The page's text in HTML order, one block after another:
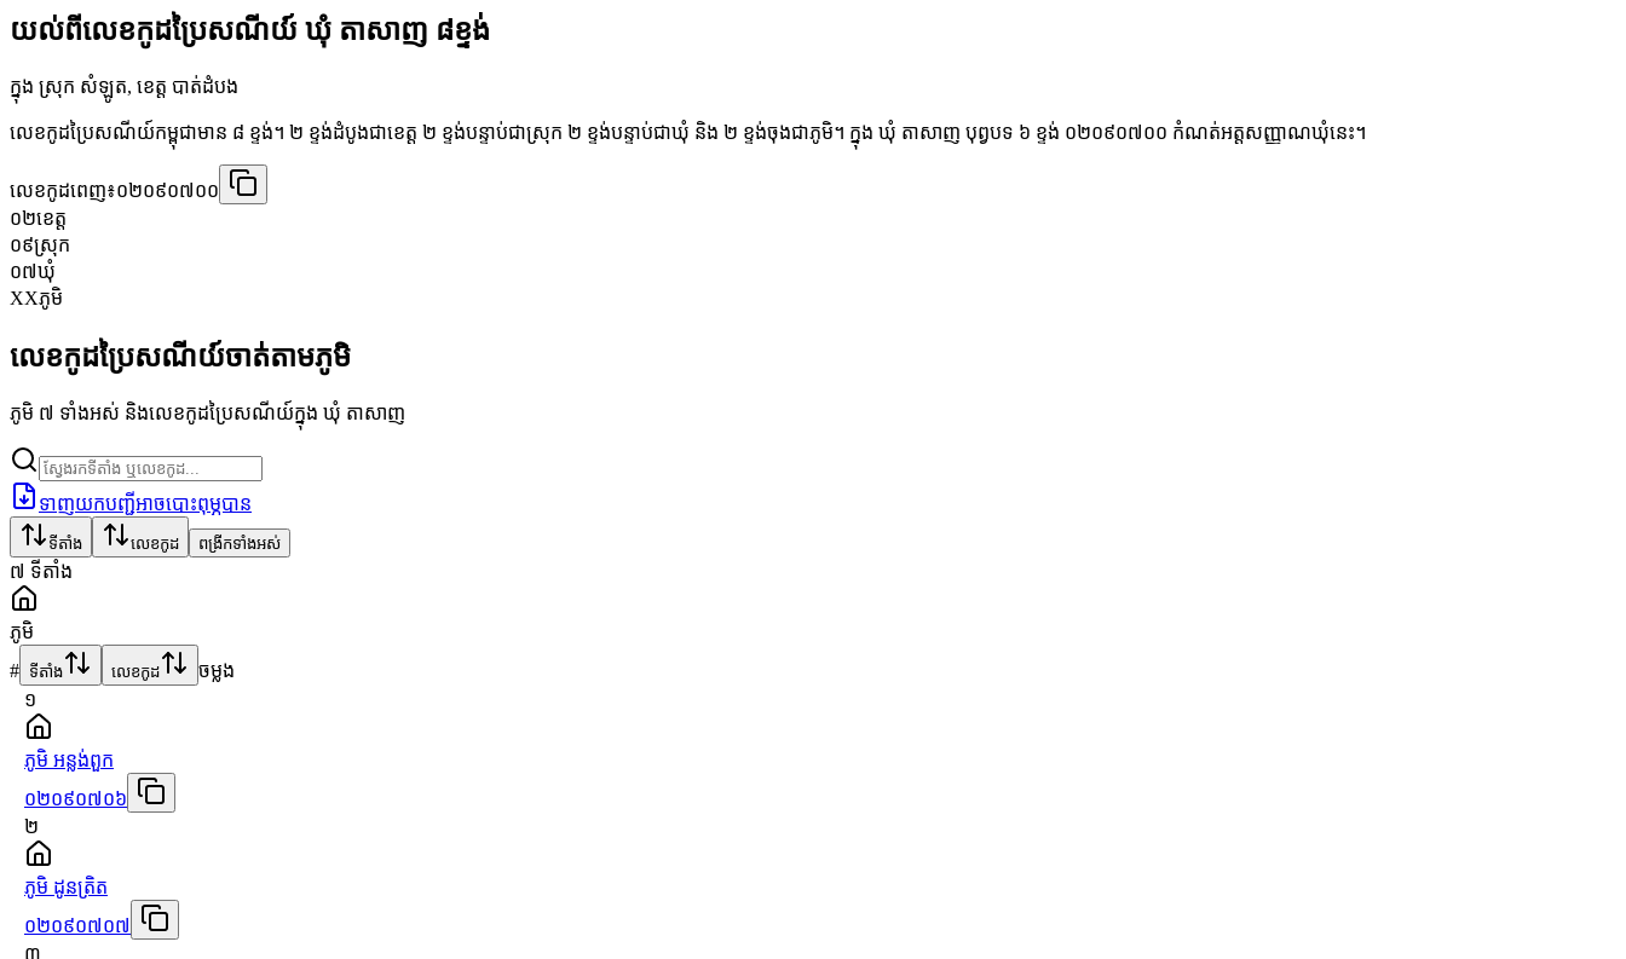
យល់ពីលេខកូដប្រៃសណីយ៍ ឃុំ តាសាញ ៨ខ្ទង់
ក្នុង ស្រុក សំឡូត, ខេត្ត បាត់ដំបង
លេខកូដប្រៃសណីយ៍កម្ពុជាមាន ៨ ខ្ទង់។ ២ ខ្ទង់ដំបូងជាខេត្ត ២ ខ្ទង់បន្ទាប់ជាស្រុក ២ ខ្ទង់បន្ទាប់ជាឃុំ និង ២ ខ្ទង់ចុងជាភូមិ។ ក្នុង ឃុំ តាសាញ បុព្វបទ ៦ ខ្ទង់ ០២០៩០៧០០ កំណត់អត្តសញ្ញាណឃុំនេះ។
លេខកូដពេញ៖០២០៩០៧០០
០២ខេត្ត
០៩ស្រុក
០៧ឃុំ
XXភូមិ
លេខកូដប្រៃសណីយ៍ចាត់តាមភូមិ
ភូមិ ៧ ទាំងអស់ និងលេខកូដប្រៃសណីយ៍ក្នុង ឃុំ តាសាញ
ទាញយកបញ្ជីអាចបោះពុម្ភបាន
ទីតាំង លេខកូដ ពង្រីកទាំងអស់
៧ ទីតាំង
ភូមិ
# ទីតាំង លេខកូដ
ចម្លង
១
ភូមិ អន្លង់ពួក
០២០៩០៧០៦
២
ភូមិ ដូនត្រិត
០២០៩០៧០៧
៣